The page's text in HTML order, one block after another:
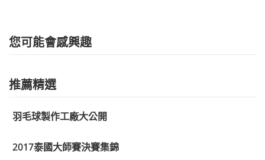
您可能會感興趣
推薦精選
羽毛球製作工廠大公開
2017泰國大師賽決賽集錦